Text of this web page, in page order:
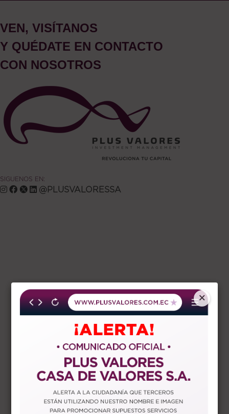
VEN, VISÍTANOS
Y QUÉDATE EN CONTACTO
CON NOSOTROS
SIGUENOS EN:
@PLUSVALORESSA
×